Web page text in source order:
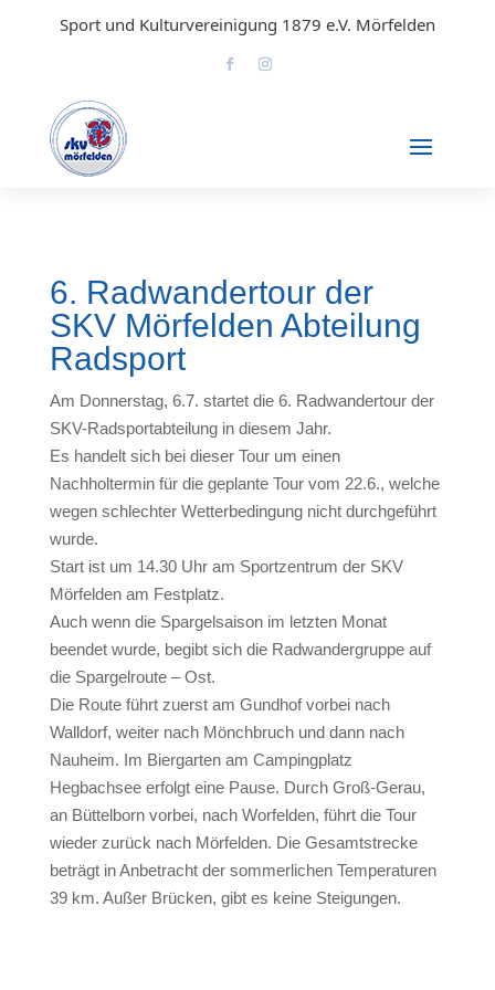
Sport und Kulturvereinigung 1879 e.V. Mörfelden
6. Radwandertour der
SKV Mörfelden Abteilung
Radsport
Am Donnerstag, 6.7. startet die 6. Radwandertour der
SKV-Radsportabteilung in diesem Jahr.
Es handelt sich bei dieser Tour um einen
Nachholtermin für die geplante Tour vom 22.6., welche
wegen schlechter Wetterbedingung nicht durchgeführt
wurde.
Start ist um 14.30 Uhr am Sportzentrum der SKV
Mörfelden am Festplatz.
Auch wenn die Spargelsaison im letzten Monat
beendet wurde, begibt sich die Radwandergruppe auf
die Spargelroute – Ost.
Die Route führt zuerst am Gundhof vorbei nach
Walldorf, weiter nach Mönchbruch und dann nach
Nauheim. Im Biergarten am Campingplatz
Hegbachsee erfolgt eine Pause. Durch Groß-Gerau,
an Büttelborn vorbei, nach Worfelden, führt die Tour
wieder zurück nach Mörfelden. Die Gesamtstrecke
beträgt in Anbetracht der sommerlichen Temperaturen
39 km. Außer Brücken, gibt es keine Steigungen.